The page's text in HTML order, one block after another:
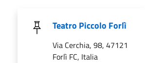
Teatro Piccolo Forlì
Via Cerchia, 98, 47121
Forlì FC, Italia